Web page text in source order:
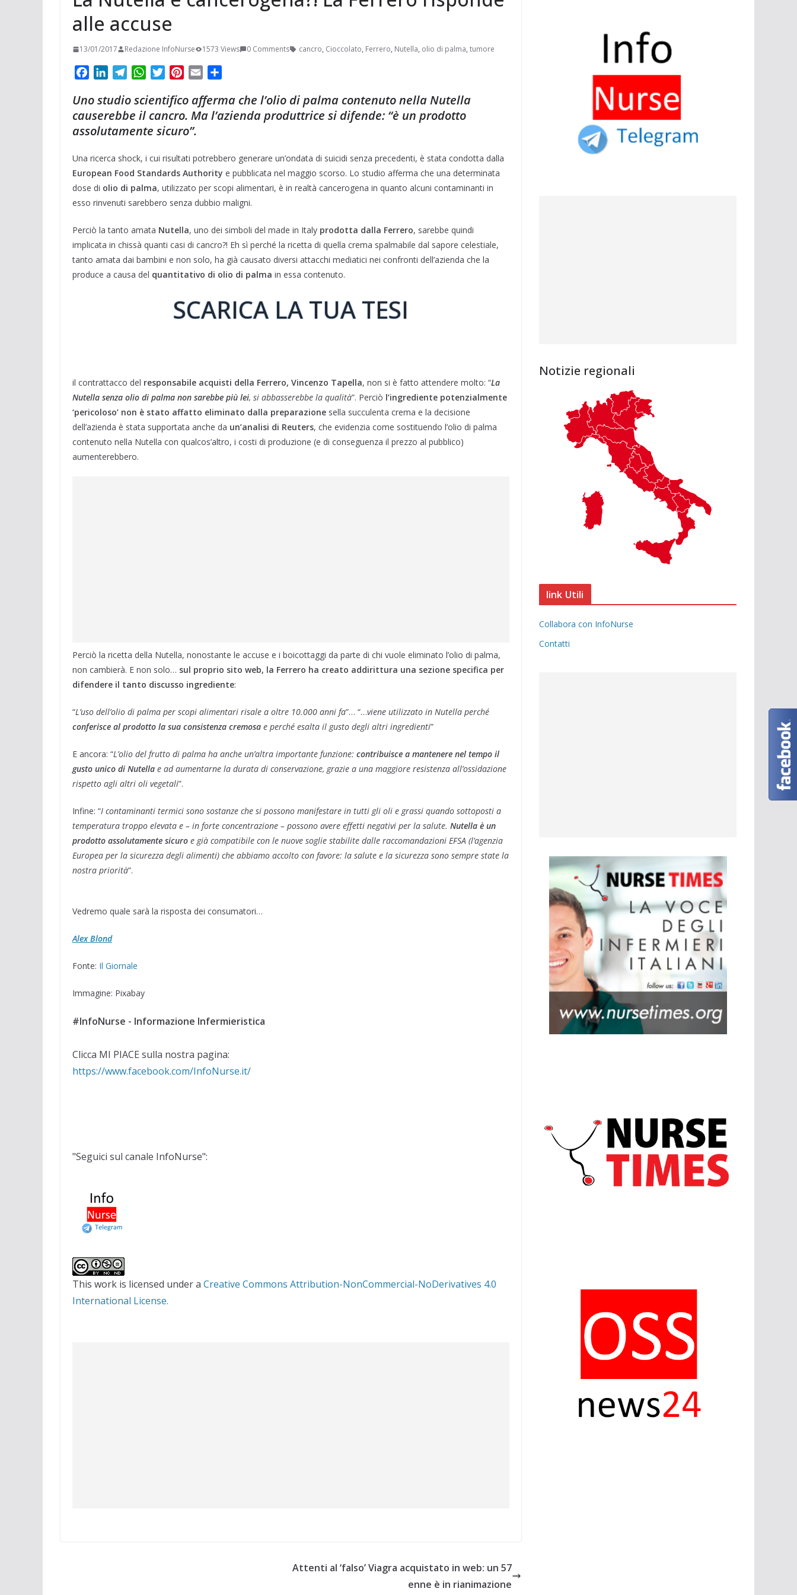
alle accuse
13/01/2017 Redazione InfoNurse 1573 Views 0 Comments cancro, Cioccolato, Ferrero, Nutella, olio di palma, tumore
c
e
b
o
k
n
k
e
I
n
l
e
g
a
m
W
a
s
p
p
i
t
t
r
n
t
e
e
s
t
a
i
n
d
i
d
i
Uno studio scientifico afferma che l’olio di palma contenuto nella Nutella
causerebbe il cancro. Ma l’azienda produttrice si difende: “è un prodotto
assolutamente sicuro”.
Una ricerca shock, i cui risultati potrebbero generare un’ondata di suicidi senza precedenti, è stata condotta dalla
European Food Standards Authority e pubblicata nel maggio scorso. Lo studio afferma che una determinata
dose di olio di palma, utilizzato per scopi alimentari, è in realtà cancerogena in quanto alcuni contaminanti in
esso rinvenuti sarebbero senza dubbio maligni.
Perciò la tanto amata Nutella, uno dei simboli del made in Italy prodotta dalla Ferrero, sarebbe quindi
implicata in chissà quanti casi di cancro?! Eh sì perché la ricetta di quella crema spalmabile dal sapore celestiale,
tanto amata dai bambini e non solo, ha già causato diversi attacchi mediatici nei confronti dell’azienda che la
produce a causa del quantitativo di olio di palma in essa contenuto.
SCARICA LA TUA TESI
il contrattacco del responsabile acquisti della Ferrero, Vincenzo Tapella, non si è fatto attendere molto: “La
Nutella senza olio di palma non sarebbe più lei, si abbasserebbe la qualità”. Perciò l’ingrediente potenzialmente
‘pericoloso’ non è stato affatto eliminato dalla preparazione sella succulenta crema e la decisione
dell’azienda è stata supportata anche da un’analisi di Reuters, che evidenzia come sostituendo l’olio di palma
contenuto nella Nutella con qualcos’altro, i costi di produzione (e di conseguenza il prezzo al pubblico)
aumenterebbero.
Perciò la ricetta della Nutella, nonostante le accuse e i boicottaggi da parte di chi vuole eliminato l’olio di palma,
non cambierà. E non solo… sul proprio sito web, la Ferrero ha creato addirittura una sezione specifica per
difendere il tanto discusso ingrediente:
“L’uso dell’olio di palma per scopi alimentari risale a oltre 10.000 anni fa”… “…viene utilizzato in Nutella perché
conferisce al prodotto la sua consistenza cremosa e perché esalta il gusto degli altri ingredienti”
E ancora: “L’olio del frutto di palma ha anche un’altra importante funzione: contribuisce a mantenere nel tempo il
gusto unico di Nutella e ad aumentarne la durata di conservazione, grazie a una maggiore resistenza all’ossidazione
rispetto agli altri oli vegetali”.
Infine: “I contaminanti termici sono sostanze che si possono manifestare in tutti gli oli e grassi quando sottoposti a
temperatura troppo elevata e – in forte concentrazione – possono avere effetti negativi per la salute. Nutella è un
prodotto assolutamente sicuro e già compatibile con le nuove soglie stabilite dalle raccomandazioni EFSA (l’agenzia
Europea per la sicurezza degli alimenti) che abbiamo accolto con favore: la salute e la sicurezza sono sempre state la
nostra priorità”.
Vedremo quale sarà la risposta dei consumatori…
Alex Blond
Fonte: Il Giornale
Immagine: Pixabay
#InfoNurse - Informazione Infermieristica
Clicca MI PIACE sulla nostra pagina:
https://www.facebook.com/InfoNurse.it/
"Seguici sul canale InfoNurse":
This work is licensed under a Creative Commons Attribution-NonCommercial-NoDerivatives 4.0
International License.
Attenti al ‘falso’ Viagra acquistato in web: un 57
enne è in rianimazione
Notizie regionali
link Utili
Collabora con InfoNurse
Contatti